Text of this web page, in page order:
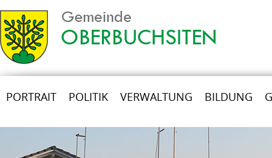
PORTRAIT POLITIK VERWALTUNG BILDUNG